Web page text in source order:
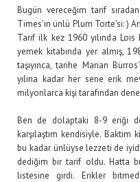
Bugün vereceğim tarif
Times'ın ünlü Plum Torte'si: )
Tarif ilk kez 1960 yılında Lois
yemek kitabında yer almış,
taşıyınca, tarihe Marian
yılına kadar her sene erik
milyonlarca kişi tarafından
Ben de dolaptaki 8-9 eriği
karşılaştım kendisiyle.
bu kadar ünlüyse lezzeti de
dediğim bir tarif oldu. Hatta
listesine girdi. Erikler